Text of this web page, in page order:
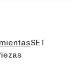
SET